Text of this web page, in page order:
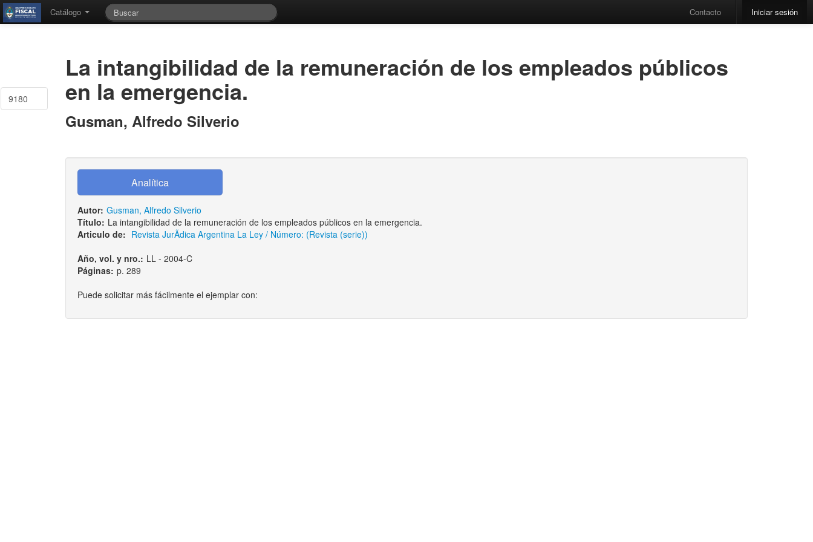
Catálogo Contacto Iniciar sesión
9180
La intangibilidad de la remuneración de los empleados públicos
en la emergencia.
Gusman, Alfredo Silverio
Autor: Gusman, Alfredo Silverio
Título: La intangibilidad de la remuneración de los empleados públicos en la emergencia.
Articulo de: Revista JurÃ­dica Argentina La Ley / Número: (Revista (serie))
Año, vol. y nro.: LL - 2004-C
Páginas: p. 289
Puede solicitar más fácilmente el ejemplar con: